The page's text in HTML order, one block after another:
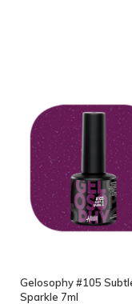
Gelosophy #105
Sparkle 7ml